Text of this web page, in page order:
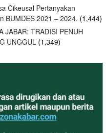
Cikeusal Pertanyakan
BUMDES 2021 – 2024. (1,444)
JABAR: TRADISI PENUH
UNGGUL (1,349)